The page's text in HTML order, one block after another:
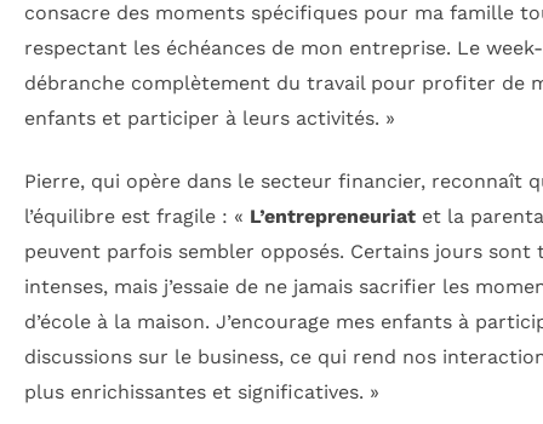
consacre des moments spécifiques pour ma famille
respectant les échéances de mon entreprise. Le
débranche complètement du travail pour profiter de
enfants et participer à leurs activités. »
Pierre, qui opère dans le secteur financier, reconnaît
l’équilibre est fragile : « L’entrepreneuriat et la
peuvent parfois sembler opposés. Certains jours sont
intenses, mais j’essaie de ne jamais sacrifier les
d’école à la maison. J’encourage mes enfants à
discussions sur le business, ce qui rend nos
plus enrichissantes et significatives. »